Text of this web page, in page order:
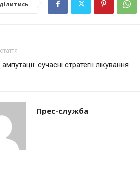
сучасні стратегії лікування
Прес-служба